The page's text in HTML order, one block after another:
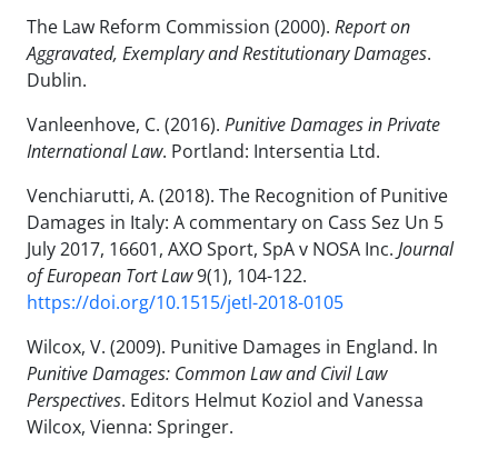
The Law Reform Commission (2000). Report on
Aggravated, Exemplary and Restitutionary Damages.
Dublin.
Vanleenhove, C. (2016). Punitive Damages in Private
International Law. Portland: Intersentia Ltd.
Venchiarutti, A. (2018). The Recognition of Punitive
Damages in Italy: A commentary on Cass Sez Un 5
July 2017, 16601, AXO Sport, SpA v NOSA Inc. Journal
of European Tort Law9(1), 104-122.
https://doi.org/10.1515/jetl-2018-0105
Wilcox, V. (2009). Punitive Damages in England. In
Punitive Damages: Common Law and Civil Law
Perspectives. Editors Helmut Koziol and Vanessa
Wilcox, Vienna: Springer.